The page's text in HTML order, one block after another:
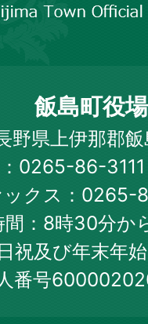
飯島町役場
県上伊那郡
0265-86-
ックス：0265-
間：8時30分か
日祝及び年末年
番号